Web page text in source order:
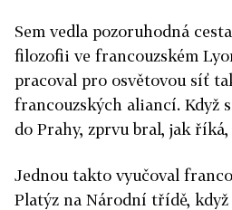
Sem vedla pozoruhodná
filozofii ve francouzském
pracoval pro osvětovou síť
francouzských aliancí. Když
do Prahy, zprvu bral, jak
Jednou takto vyučoval
Platýz na Národní třídě, když